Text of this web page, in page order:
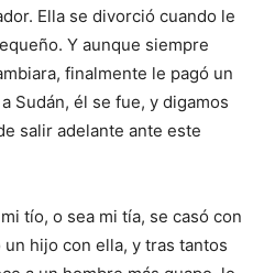
Ella se divorció cuando le
Y aunque siempre
finalmente le pagó un
Sudán, él se fue, y digamos
salir adelante ante este
tío, o sea mi tía, se casó con
hijo con ella, y tras tantos